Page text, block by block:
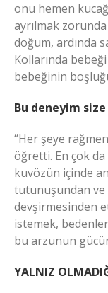
onu hemen
ayrılmak
doğum, ardında
Kollarında
bebeğinin
Bu deneyim
“Her şeye
öğretti. En çok
kuvözün içinde
tutunuşundan
devşirmesinden
istemek,
bu arzunun
YALNIZ